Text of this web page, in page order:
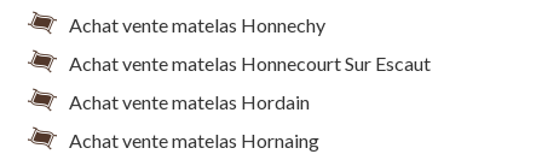
Achat vente matelas Honnechy
Achat vente matelas Honnecourt Sur Escaut
Achat vente matelas Hordain
Achat vente matelas Hornaing